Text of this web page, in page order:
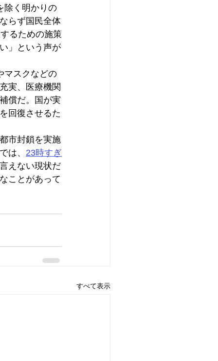
除く明かりの
らず国民全体
るための施策
」という声が
マスクなどの
実、医療機関
償だ。国が実
回復させるた
市封鎖を実施
は、 23時すぎ
えない現状だ
ことがあって
すべて表示